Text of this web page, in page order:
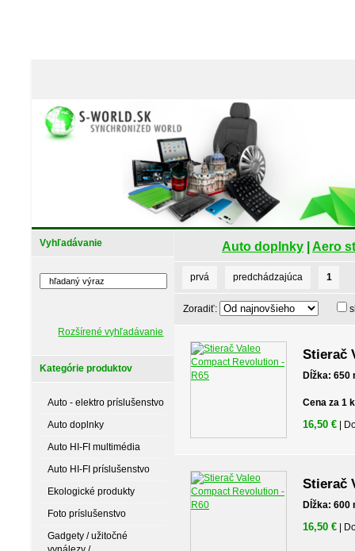
Vyhľadávanie
Rozšírené vyhľadávanie
Kategórie produktov
Auto - elektro príslušenstvo
Auto doplnky
Auto HI-FI multimédia
Auto HI-FI príslušenstvo
Ekologické produkty
Foto príslušenstvo
Gadgety / užitočné
Auto doplnky Aero
prvá predchádzajúca 1
Zoradiť:
Stierač
Dĺžka: 650
Cena za 1
16,50 € |
Stierač
Dĺžka: 600
16,50 € |